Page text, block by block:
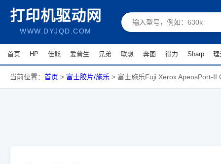
打印机驱动网
WWW.DYJQD.COM
首页 HP 佳能 爱普生 兄弟 联想 奔图 得力 Sharp 理
当前位置： 首页 > 富士胶片/施乐 > 富士施乐Fuji Xerox ApeosPort-II